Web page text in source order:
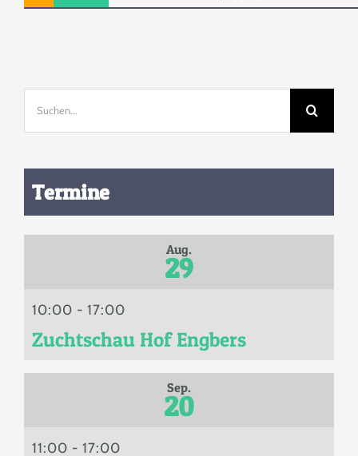
Termine
Aug.
29
10:00 - 17:00
Zuchtschau Hof Engbers
Sep.
20
11:00 - 17:00